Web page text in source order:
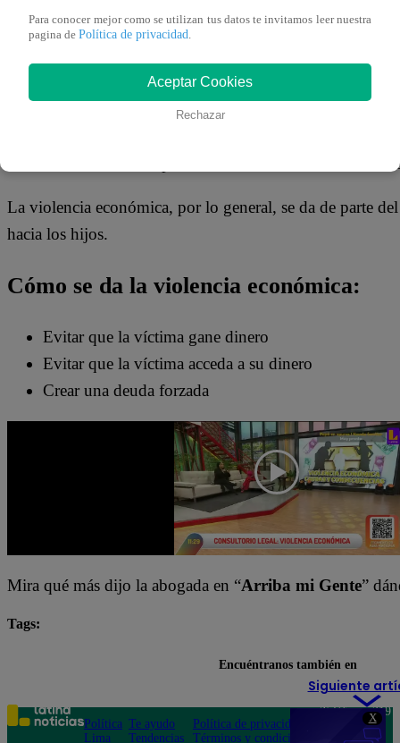
X
Este martes en nuestro consultorio Legal de Arriba Mi
especializada en familia. Ella desarrolló el tema acerca
y cómo reconocerla.
La abogada señaló que la violencia económica se
la víctima se vuelva dependiente financieramente, de
La violencia económica, por lo general, se da de parte
hacia los hijos.
Cómo se da la violencia económica:
Evitar que la víctima gane dinero
Evitar que la víctima acceda a su dinero
Crear una deuda forzada
Mira qué más dijo la abogada en “Arriba mi Gente”
Tags:
Siguiente
Para conocer mejor como se utilizan tus datos te invitamos leer nuestra
pagina de Política de privacidad.
Aceptar Cookies
Rechazar
Encuéntranos también en
Política
Lima
Te ayudo
Tendencias
Política de privacidad
Términos y condiciones
Teléfono: 219
Av. San